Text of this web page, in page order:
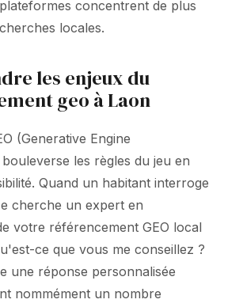
concentrent de plus
locales.
les enjeux du
geo à Laon
(Generative Engine
les règles du jeu en
Quand un habitant interroge
cherche un expert en
votre référencement GEO local
ce que vous me conseillez ?
une réponse personnalisée
nommément un nombre